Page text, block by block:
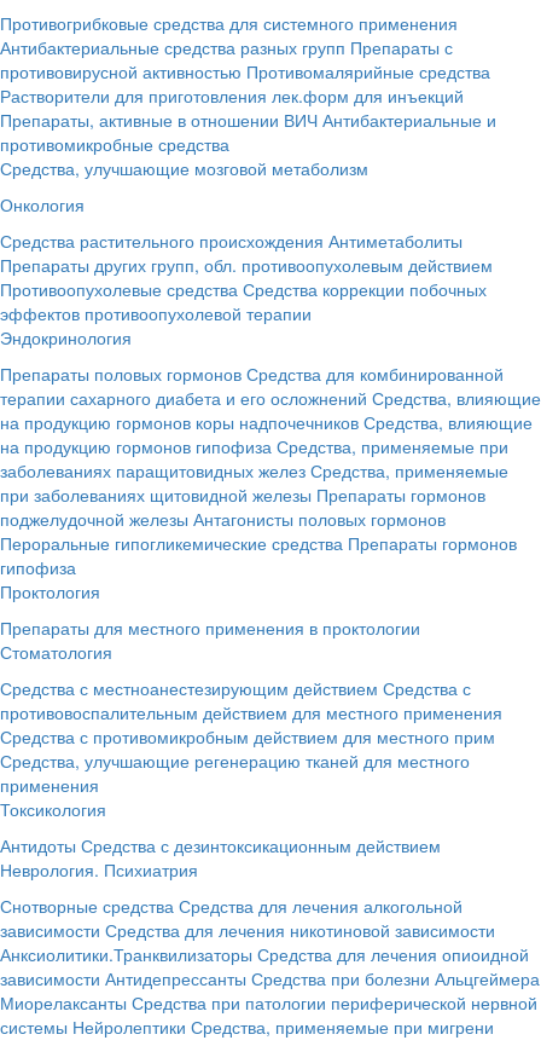
Противогрибковые средства для системного применения
Антибактериальные средства разных групп Препараты с
противовирусной активностью Противомалярийные средства
Растворители для приготовления лек.форм для инъекций
Препараты, активные в отношении ВИЧ Антибактериальные и
противомикробные средства
Средства, улучшающие мозговой метаболизм
Онкология
Средства растительного происхождения Антиметаболиты
Препараты других групп, обл. противоопухолевым действием
Противоопухолевые средства Средства коррекции побочных
эффектов противоопухолевой терапии
Эндокринология
Препараты половых гормонов Средства для комбинированной
терапии сахарного диабета и его осложнений Средства, влияющие
на продукцию гормонов коры надпочечников Средства, влияющие
на продукцию гормонов гипофиза Средства, применяемые при
заболеваниях паращитовидных желез Средства, применяемые
при заболеваниях щитовидной железы Препараты гормонов
поджелудочной железы Антагонисты половых гормонов
Пероральные гипогликемические средства Препараты гормонов
гипофиза
Проктология
Препараты для местного применения в проктологии
Стоматология
Средства с местноанестезирующим действием Средства с
противовоспалительным действием для местного применения
Средства с противомикробным действием для местного прим
Средства, улучшающие регенерацию тканей для местного
применения
Токсикология
Антидоты Средства с дезинтоксикационным действием
Неврология. Психиатрия
Снотворные средства Средства для лечения алкогольной
зависимости Средства для лечения никотиновой зависимости
Анксиолитики.Транквилизаторы Средства для лечения опиоидной
зависимости Антидепрессанты Средства при болезни Альцгеймера
Миорелаксанты Средства при патологии периферической нервной
системы Нейролептики Средства, применяемые при мигрени